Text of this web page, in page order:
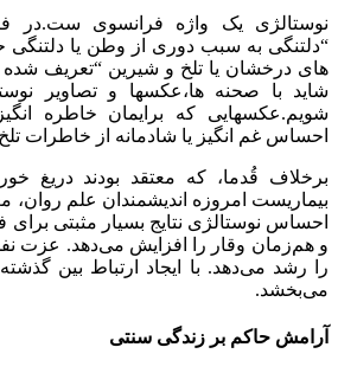
نوستالژی یک واژه فرانسوی ست.در
“دلتنگی به سبب دوری از وطن یا دلتنگی
های درخشان یا تلخ و شیرین “تعریف
شاید با صحنه ها،عکسها و تصاویر
شویم.عکسهایی که برایمان خاطره
احساس غم انگیز یا شادمانه از خاطرات
برخلاف قُدما، که معتقد بودند دریغ
بیماریست امروزه اندیشمندان علم روان،
احساس نوستالژی نتایج بسیار مثبتی برای
و هم‌زمان وقار را افزایش می‌دهد. عزت
را رشد می‌دهد. با ایجاد ارتباط بین
می‌بخشد.
آرامش حاکم بر زندگی سنتی